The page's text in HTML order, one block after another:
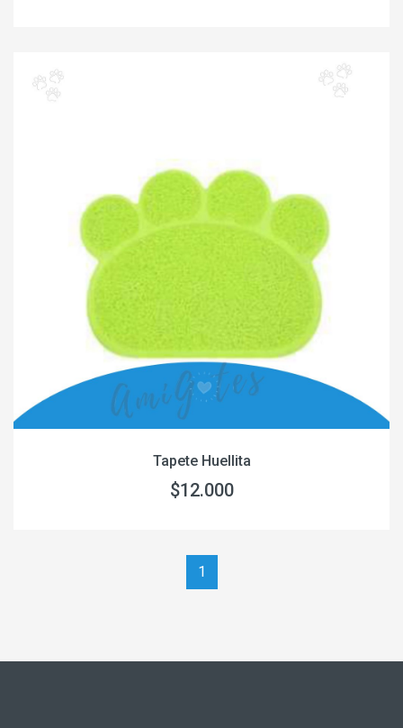
Tapete Huellita
$12.000
1